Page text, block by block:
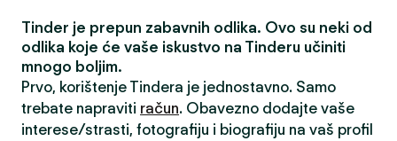
Tinder je prepun zabavnih odlika. Ovo su neki od
odlika koje će vaše iskustvo na Tinderu učiniti
mnogo boljim.
Prvo, korištenje Tindera je jednostavno. Samo
trebate napraviti račun. Obavezno dodajte vaše
interese/strasti, fotografiju i biografiju na vaš profil